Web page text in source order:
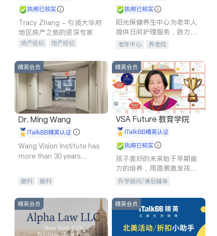
执照已核实
Tracy Zhang - 引领大华府
地区房产之旅的资深专家
地产经纪
地产经纪
商铺租售
开发商建商
执照已核实
阳光保健养生中心为老年人
提供日间护理服务，致力于
通过持续的护理创新来有效
老年中心 养老院
精英会员
Dr. Ming Wang
iTalkBB精英认证
Wang Vision Institute has
more than 30 years
眼科 眼科
精英会员
VSA Future 教育学院
iTalkBB精英认证
执照已核实
孩子美好的未来始于早期能
力的培养，用愿景激发孩子
的学习潜力和动力。理念：
拥有成长型心态是成功的基
石。
升学顾问/课后辅导
精英会员 精英会员